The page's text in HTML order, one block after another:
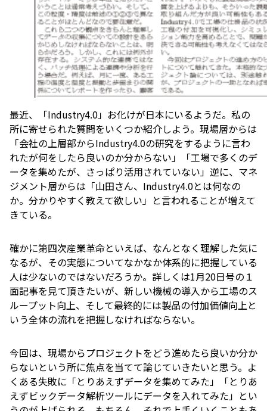
最近、「Industry4.0」お化けが日本にいるようだ。私の
所に寄せられた質問をいくつか紹介しよう。現場層からは
「会社の上層部からIndustry4.0の研究をするように言わ
れたが何をしたら良いのか分からない」「工場で多くのデ
ータを集めたが、さっぱり活用されていない」逆に、マネ
ジメント層からは「山田さん、Industry4.0とは何なの
か。分かりやすく教えて欲しい」と言われることが増えて
きている。
確かに第四次産業革命といえば、なんとなく理解した気に
なるが、その実態についてなかなか体系的に把握している
人は少ないのではないだろうか。詳しくは1月20日号の１
面記事を見て頂きたいが、新しい機械の導入から工場のス
ループット向上、そして最終的には製品の付加価値向上と
いう全体の流れを把握しなければならない。
今回は、現場からプロジェクトをどう進めたら良いか分か
らないという所に焦点を当てて論じていきたいと思う。よ
くある失敗に「とりあえずデータを集めてみた」「とりあ
えずビックデータ解析ツールにデータを入れてみた」とい